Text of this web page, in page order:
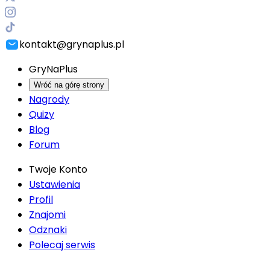
kontakt@grynaplus.pl
GryNaPlus
Wróć na górę strony
Nagrody
Quizy
Blog
Forum
Twoje Konto
Ustawienia
Profil
Znajomi
Odznaki
Polecaj serwis